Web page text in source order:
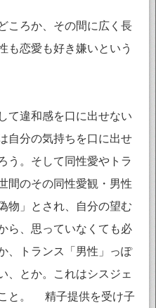
ころか、その間に広く長
も恋愛も好き嫌いという
て違和感を口に出せない
自分の気持ちを口に出せ
う。そして同性愛やトラ
間のその同性愛観・男性
物」とされ、自分の望む
ら、思っていなくても必
、トランス「男性」っぽ
、とか。これはシスジェ
と。 精子提供を受け子